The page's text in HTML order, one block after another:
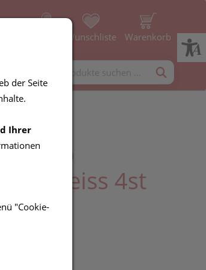
Wunschliste Warenkorb
Paro
Weiss 4st
der Seite
Ihrer
"Cookie-